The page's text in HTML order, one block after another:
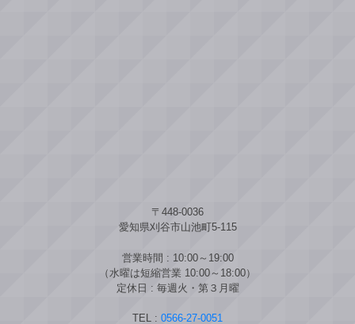
〒448-0036
愛知県刈谷市山池町5-115
営業時間 : 10:00～19:00
（水曜は短縮営業 10:00～18:00）
定休日 : 毎週火・第３月曜
TEL : 0566-27-0051